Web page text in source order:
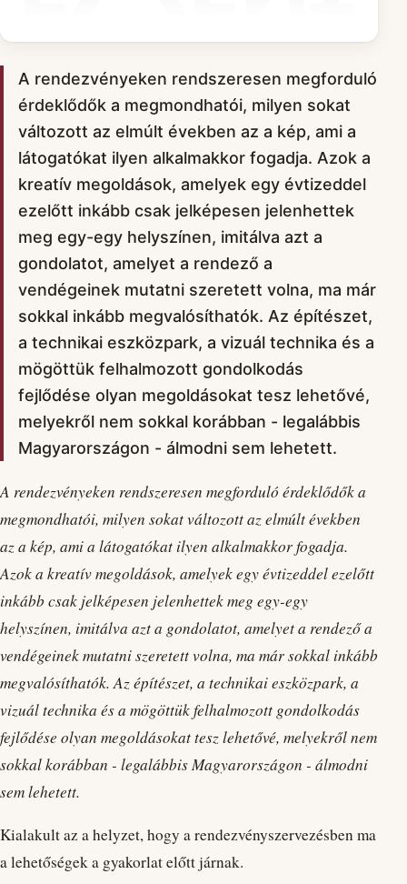
A rendezvényeken rendszeresen megforduló
érdeklődők a megmondhatói, milyen sokat
változott az elmúlt években az a kép, ami a
látogatókat ilyen alkalmakkor fogadja. Azok a
kreatív megoldások, amelyek egy évtizeddel
ezelőtt inkább csak jelképesen jelenhettek
meg egy-egy helyszínen, imitálva azt a
gondolatot, amelyet a rendező a
vendégeinek mutatni szeretett volna, ma már
sokkal inkább megvalósíthatók. Az építészet,
a technikai eszközpark, a vizuál technika és a
mögöttük felhalmozott gondolkodás
fejlődése olyan megoldásokat tesz lehetővé,
melyekről nem sokkal korábban - legalábbis
Magyarországon - álmodni sem lehetett.
A rendezvényeken rendszeresen megforduló érdeklődők a
megmondhatói, milyen sokat változott az elmúlt években
az a kép, ami a látogatókat ilyen alkalmakkor fogadja.
Azok a kreatív megoldások, amelyek egy évtizeddel ezelőtt
inkább csak jelképesen jelenhettek meg egy-egy
helyszínen, imitálva azt a gondolatot, amelyet a rendező a
vendégeinek mutatni szeretett volna, ma már sokkal inkább
megvalósíthatók. Az építészet, a technikai eszközpark, a
vizuál technika és a mögöttük felhalmozott gondolkodás
fejlődése olyan megoldásokat tesz lehetővé, melyekről nem
sokkal korábban - legalábbis Magyarországon - álmodni
sem lehetett.
Kialakult az a helyzet, hogy a rendezvényszervezésben ma
a lehetőségek a gyakorlat előtt járnak.